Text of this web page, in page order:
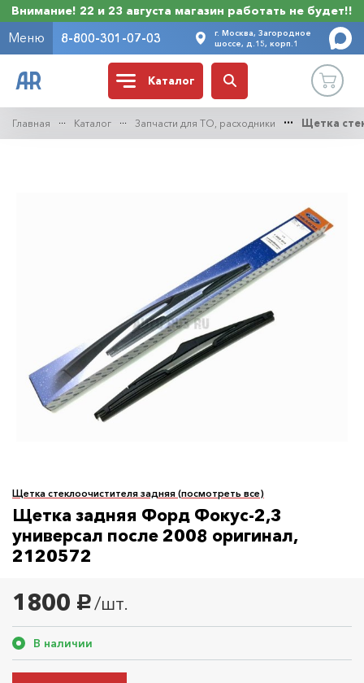
Внимание! 22 и 23 августа магазин работать не будет!!
Меню 8-800-301-07-03
г. Москва, Загородное
шоссе, д.15, корп.1
Каталог
Главная Каталог Запчасти для ТО, расходники Щетка
Щетка стеклоочистителя задняя (посмотреть все)
Щетка задняя Форд Фокус-2,3
универсал после 2008 оригинал,
2120572
1800 руб. /шт.
В наличии